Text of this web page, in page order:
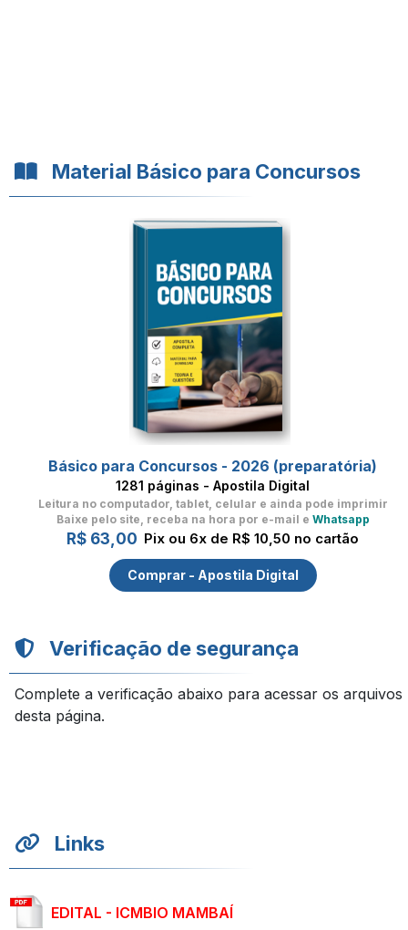
Material Básico para Concursos
Básico para Concursos - 2026 (preparatória)
1281 páginas - Apostila Digital
Leitura no computador, tablet, celular e ainda pode imprimir
Baixe pelo site, receba na hora por e-mail e Whatsapp
R$ 63,00 Pix ou 6x de R$ 10,50 no cartão
Comprar - Apostila Digital
Verificação de segurança
Complete a verificação abaixo para acessar os arquivos
desta página.
Links
EDITAL - ICMBIO MAMBAÍ